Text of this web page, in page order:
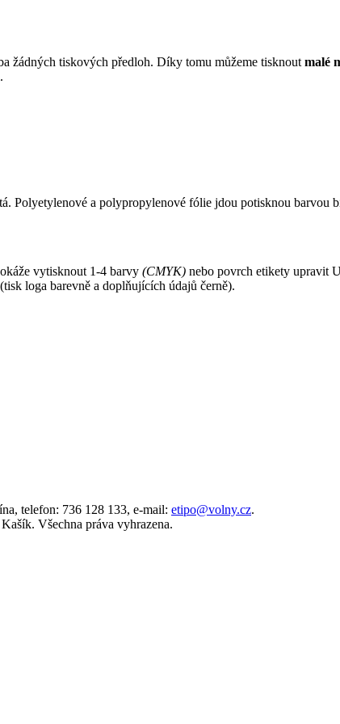
žádných tiskových předloh. Díky tomu můžeme tisknout malé
Polyetylenové a polypropylenové fólie jdou potisknou barvou
vytisknout 1-4 barvy (CMYK) nebo povrch etikety upravit
loga barevně a doplňujících údajů černě).
telefon: 736 128 133, e-mail: etipo@volny.cz.
Všechna práva vyhrazena.